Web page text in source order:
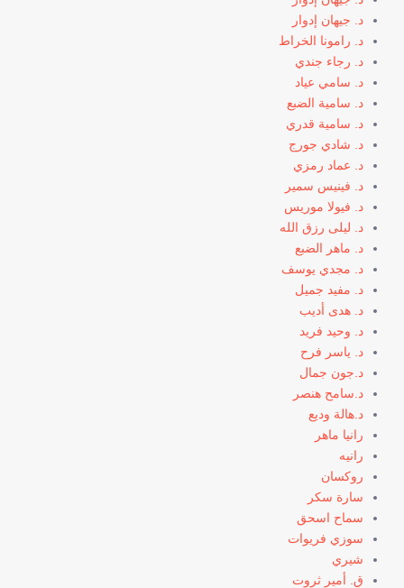
د. جيهان إدوار
د. رامونا الخراط
د. رجاء جندي
د. سامي عياد
د. سامية الضبع
د. سامية قدري
د. شادي جورج
د. عماد رمزي
د. فينيس سمير
د. فيولا موريس
د. ليلى رزق الله
د. ماهر الضبع
د. مجدي يوسف
د. مفيد جميل
د. هدى أديب
د. وحيد فريد
د. ياسر فرح
د.جون جمال
د.سامح هنصر
د.هالة وديع
رانيا ماهر
رانيه
روكسان
سارة سكر
سماح اسحق
سوزي فريوات
شيري
ق. أمير ثروت